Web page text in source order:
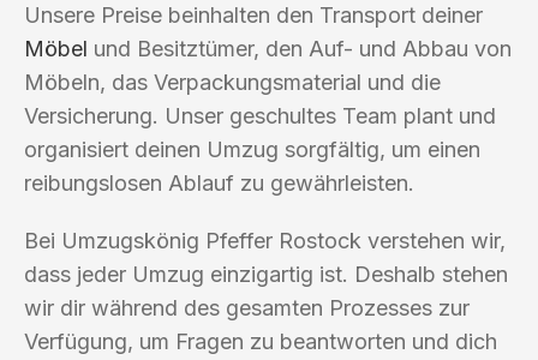
Unsere Preise beinhalten den Transport deiner
Möbel und Besitztümer, den Auf- und Abbau von
Möbeln, das Verpackungsmaterial und die
Versicherung. Unser geschultes Team plant und
organisiert deinen Umzug sorgfältig, um einen
reibungslosen Ablauf zu gewährleisten.
Bei Umzugskönig Pfeffer Rostock verstehen wir,
dass jeder Umzug einzigartig ist. Deshalb stehen
wir dir während des gesamten Prozesses zur
Verfügung, um Fragen zu beantworten und dich